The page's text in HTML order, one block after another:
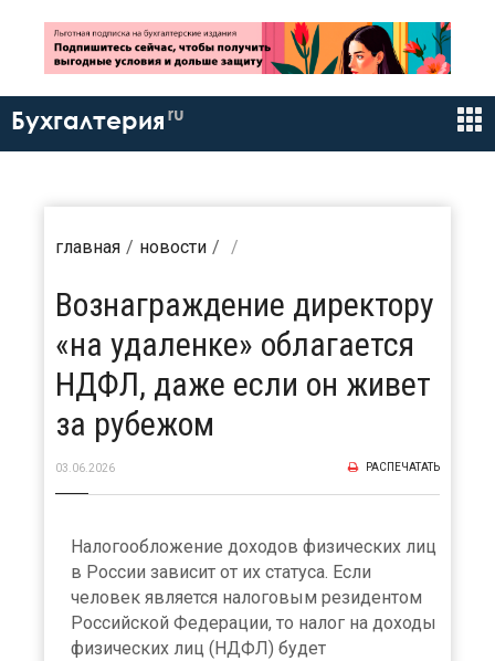
Бухгалтерия ru
главная новости
Вознаграждение директору
«на удаленке» облагается
НДФЛ, даже если он живет
за рубежом
03.06.2026 РАСПЕЧАТАТЬ
Налогообложение доходов физических лиц
в России зависит от их статуса. Если
человек является налоговым резидентом
Российской Федерации, то налог на доходы
физических лиц (НДФЛ) будет